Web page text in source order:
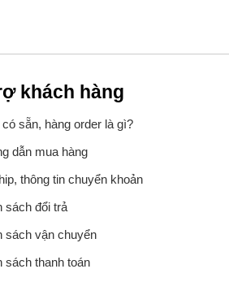
khách hàng
có sẵn, hàng order là gì?
dẫn mua hàng
thông tin chuyển khoản
sách đổi trả
sách vận chuyển
sách thanh toán